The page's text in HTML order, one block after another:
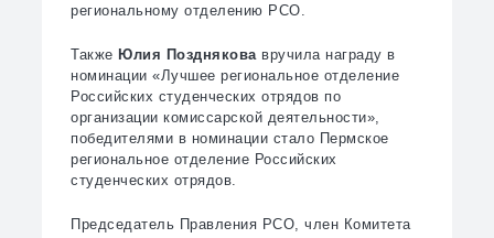
региональному отделению РСО.
ТакжеЮлия Позднякова вручила награду в
номинации «Лучшее региональное отделение
Российских студенческих отрядов по
организации комиссарской деятельности»,
победителями в номинации стало Пермское
региональное отделение Российских
студенческих отрядов.
Председатель Правления РСО, член Комитета